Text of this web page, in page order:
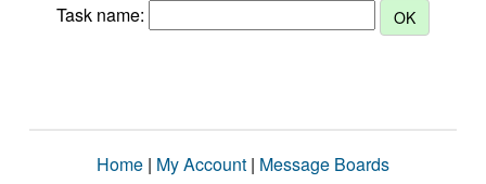
Task name:
Home | My Account | Message Boards